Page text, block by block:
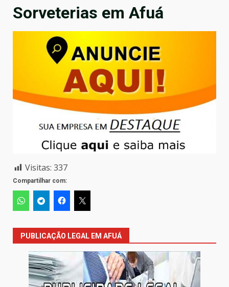
Sorveterias em Afuá
Visitas: 337
Compartilhar com:
PUBLICAÇÃO LEGAL EM AFUÁ